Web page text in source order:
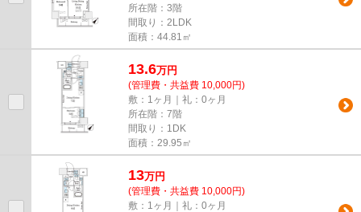
所在階：3階
間取り：2LDK
面積：44.81㎡
13.6万円
(管理費・共益費 10,000円)
敷：1ヶ月｜礼：0ヶ月
所在階：7階
間取り：1DK
面積：29.95㎡
13万円
(管理費・共益費 10,000円)
敷：1ヶ月｜礼：0ヶ月